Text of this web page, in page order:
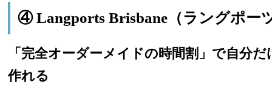
④ Langports Brisbane（ラングポー
「完全オーダーメイドの時間割」で自分
作れる